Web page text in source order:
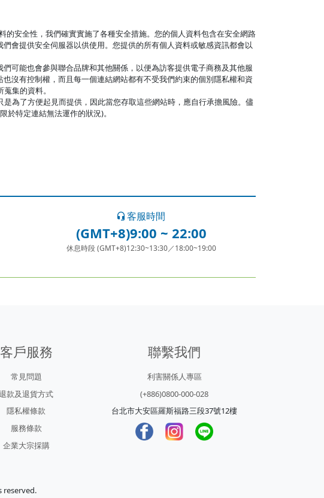
安全性，我們確實實施了各種安全措施。您的個人資料包含在安全網路
會提供安全伺服器以供使用。您提供的所有個人資料或敏感資訊都會以
可能也會參與聯合品牌和其他關係，以便為訪客提供電子商務及其他服
沒有控制權，而且每一個連結網站都有不受我們約束的個別隱私權和資
集的資料。
為了方便起見而提供，因此當您存取這些網站時，應自行承擔風險。儘
特定連結無法運作的狀況)。
客服時間
(GMT+8)9:00 ~ 22:00
休息時段 (GMT+8)12:30~13:30／18:00~19:00
客戶服務
常見問題
款及退貨方式
隱私權條款
服務條款
企業大宗採購
聯繫我們
利害關係人專區
(+886)0800-000-028
台北市大安區羅斯福路三段37號12樓
reserved.